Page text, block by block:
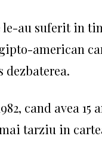
le-au suferit in
american
dezbaterea.
cand avea 15
tarziu in